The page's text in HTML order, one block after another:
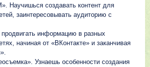
Научишься создавать контент для
заинтересовывать аудиторию с
информацию в разных
начиная от «ВКонтакте» и заканчивая
Узнаешь особенности создания